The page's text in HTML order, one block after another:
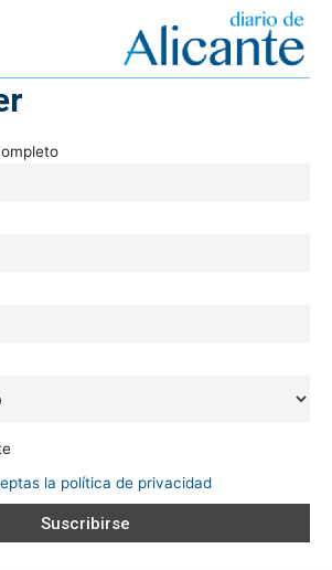
la política de privacidad